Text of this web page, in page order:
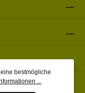
bestmögliche
...